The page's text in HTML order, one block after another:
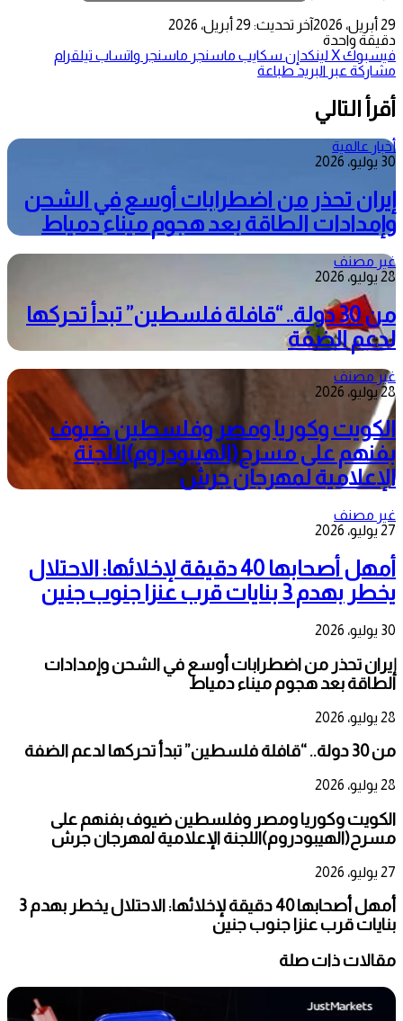
29 أبريل، 2026
آخر تحديث: 29 أبريل، 2026
دقيقة واحدة
فيسبوك‫Xلينكدإن سكايب ماسنجر ماسنجر واتساب تيلقرام
مشاركة عبر البريد طباعة
أقرأ التالي
أخبار عالمية
30 يوليو، 2026
إيران تحذر من اضطرابات أوسع في الشحن
وإمدادات الطاقة بعد هجوم ميناء دمياط
غير مصنف
28 يوليو، 2026
من 30 دولة.. “قافلة فلسطين” تبدأ تحركها
لدعم الضفة
غير مصنف
28 يوليو، 2026
الكويت وكوريا ومصر وفلسطين ضيوف
بفنهم على مسرح(الهيبودروم)اللجنة
الإعلامية لمهرجان جرش
غير مصنف
27 يوليو، 2026
أمهل أصحابها 40 دقيقة لإخلائها: الاحتلال
يخطر بهدم 3 بنايات قرب عنزا جنوب جنين
30 يوليو، 2026
إيران تحذر من اضطرابات أوسع في الشحن وإمدادات
الطاقة بعد هجوم ميناء دمياط
28 يوليو، 2026
من 30 دولة.. “قافلة فلسطين” تبدأ تحركها لدعم الضفة
28 يوليو، 2026
الكويت وكوريا ومصر وفلسطين ضيوف بفنهم على
مسرح(الهيبودروم)اللجنة الإعلامية لمهرجان جرش
27 يوليو، 2026
أمهل أصحابها 40 دقيقة لإخلائها: الاحتلال يخطر بهدم 3
بنايات قرب عنزا جنوب جنين
مقالات ذات صلة